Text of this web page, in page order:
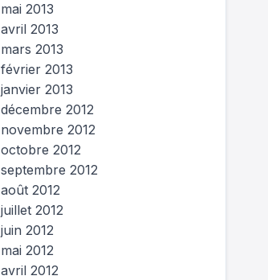
mai 2013
avril 2013
mars 2013
février 2013
janvier 2013
décembre 2012
novembre 2012
octobre 2012
septembre 2012
août 2012
juillet 2012
juin 2012
mai 2012
avril 2012